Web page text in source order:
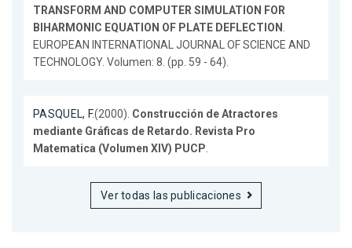
TRANSFORM AND COMPUTER SIMULATION FOR
BIHARMONIC EQUATION OF PLATE DEFLECTION
EUROPEAN INTERNATIONAL JOURNAL OF SCIENCE AND
TECHNOLOGY. Volumen: 8. (pp. 59 - 64).
PASQUEL, F.(2000). Construcción de Atractores
mediante Gráficas de Retardo. Revista Pro
Matematica (Volumen XIV) PUCP
Ver todas las publicaciones